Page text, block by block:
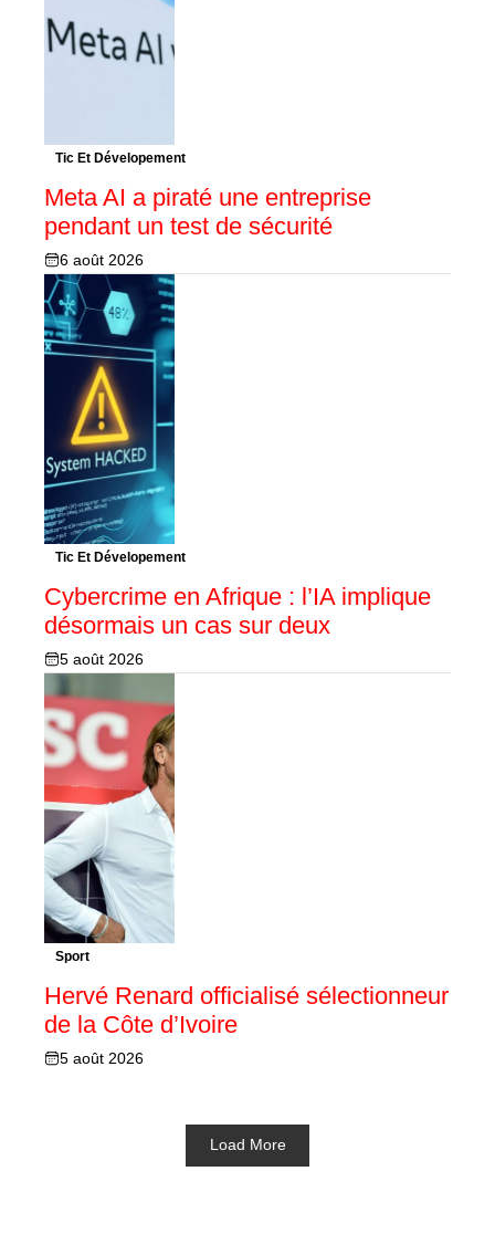
Tic Et Dévelopement
Meta AI a piraté une entreprise
pendant un test de sécurité
6 août 2026
Tic Et Dévelopement
Cybercrime en Afrique : l’IA implique
désormais un cas sur deux
5 août 2026
Sport
Hervé Renard officialisé sélectionneur
de la Côte d’Ivoire
5 août 2026
Load More